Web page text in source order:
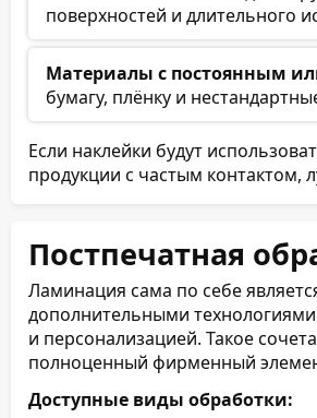
поверхностей и длительного
Материалы с постоянным
бумагу, плёнку и
Если наклейки будут
продукции с частым
Постпечатная
Ламинация сама по себе
дополнительными
и персонализацией. Такое
полноценный фирменный
Доступные виды обработки: